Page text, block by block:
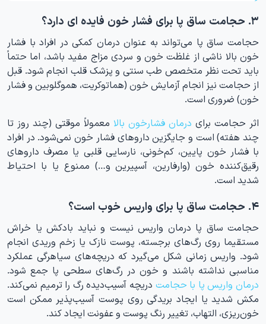
۳. حجامت ساق پا برای فشار خون فایده ای دارد؟
حجامت ساق پا می‌تواند به عنوان درمان کمکی در افراد با فشار
خون بالا ناشی از غلظت خون و سردی مزاج مفید باشد، اما حتماً
باید تحت نظر متخصص طب سنتی و پزشک قلب انجام شود. قبل
از حجامت نیز انجام آزمایش خون (هماتوکریت، هموگلوبین و فشار
خون) ضروری است.
اثر حجامت برای درمان فشارخون بالا معمولاً موقتی (چند روز تا
چند هفته) است و جایگزین داروهای فشار خون نمی‌شود. در افراد
با فشار خون پایین، کم‌خونی، نارسایی قلبی یا مصرف داروهای
رقیق‌کننده خون (وارفارین، آسپیرین و…) ممنوع یا با احتیاط
شدید است.
۴. حجامت ساق پا برای واریس خوب است؟
حجامت ساق پا درمان واریس نیست و نباید بادکش یا خراش
مستقیما روی رگ‌های برجسته، پوست نازک یا زخم وریدی انجام
شود. واریس زمانی شکل می‌گیرد که دریچه‌های سیاهرگی عملکرد
مناسبی نداشته باشند و خون در رگ‌های سطحی پا جمع شود.
درمان واریس پا با حجامت دریچه آسیب‌دیده رگ را ترمیم نمی‌کند.
مکش شدید یا ایجاد بریدگی روی پوست آسیب‌پذیر ممکن است
خون‌ریزی، التهاب، تغییر رنگ پوست و عفونت ایجاد کند.